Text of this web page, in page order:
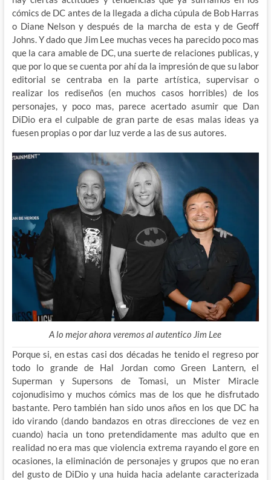
cómics de DC antes de la llegada a dicha cúpula de Bob Harras
o Diane Nelson y después de la marcha de esta y de Geoff
Johns. Y dado que Jim Lee muchas veces ha parecido poco mas
que la cara amable de DC, una suerte de relaciones publicas, y
que por lo que se cuenta por ahí da la impresión de que su labor
editorial se centraba en la parte artística, supervisar o
realizar los rediseños (en muchos casos horribles) de los
personajes, y poco mas, parece acertado asumir que Dan
DiDio era el culpable de gran parte de esas malas ideas ya
fuesen propias o por dar luz verde a las de sus autores.
A lo mejor ahora veremos al autentico Jim Lee
Porque si, en estas casi dos décadas he tenido el regreso por
todo lo grande de Hal Jordan como Green Lantern, el
Superman y Supersons de Tomasi, un Mister Miracle
cojonudisimo y muchos cómics mas de los que he disfrutado
bastante. Pero también han sido unos años en los que DC ha
ido virando (dando bandazos en otras direcciones de vez en
cuando) hacia un tono pretendidamente mas adulto que en
realidad no era mas que violencia extrema rayando el gore en
ocasiones, la eliminación de personajes y grupos que no eran
del gusto de DiDio y una huida hacia adelante caracterizada